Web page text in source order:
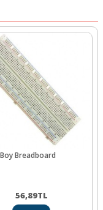
Breadboard
56,89TL